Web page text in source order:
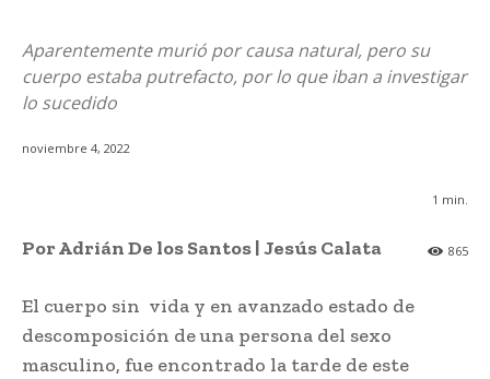
Aparentemente murió por causa natural, pero su
cuerpo estaba putrefacto, por lo que iban a investigar
lo sucedido
noviembre 4, 2022
1 min.
865
Por Adrián De los Santos | Jesús Calata
El cuerpo sin vida y en avanzado estado de
descomposición de una persona del sexo
masculino, fue encontrado la tarde de este